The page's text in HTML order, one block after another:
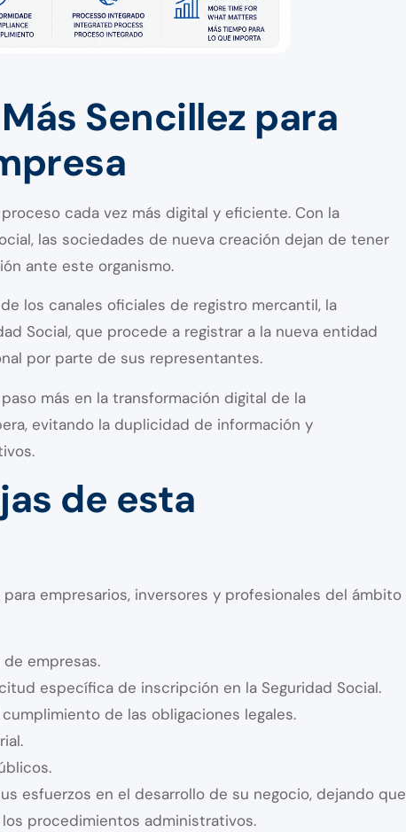
Sencillez para
cada vez más digital y eficiente. Con la
las sociedades de nueva creación dejan de tener
ante este organismo.
los canales oficiales de registro mercantil, la
Social, que procede a registrar a la nueva entidad
por parte de sus representantes.
más en la transformación digital de la
evitando la duplicidad de información y
de esta
empresarios, inversores y profesionales del ámbito
empresas.
específica de inscripción en la Seguridad Social.
de las obligaciones legales.
esfuerzos en el desarrollo de su negocio, dejando que
procedimientos administrativos.